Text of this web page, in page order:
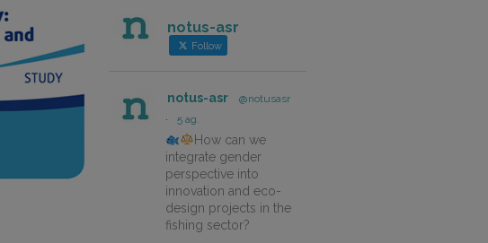
notus-asr
Follow
notus-asr
@notusasr
·
5 ag.
How can we
integrate gender
perspective into
innovation and eco-
design projects in the
fishing sector?